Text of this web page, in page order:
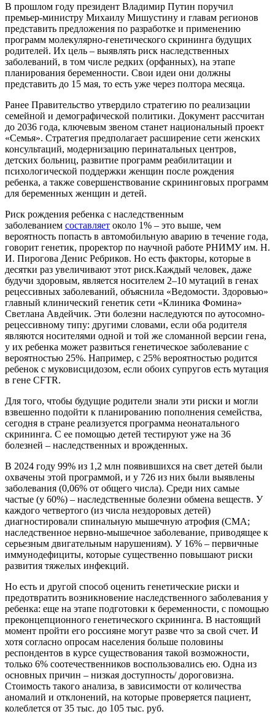
В прошлом году президент Владимир Путин поручил
премьер-министру Михаилу Мишустину и главам регионов
представить предложения по разработке и применению
программ молекулярно-генетического скрининга будущих
родителей. Их цель – выявлять риск наследственных
заболеваний, в том числе редких (орфанных), на этапе
планирования беременности. Свои идеи они должны
представить до 15 мая, то есть уже через полтора месяца.
Ранее Правительство утвердило стратегию по реализации
семейной и демографической политики. Документ рассчитан
до 2036 года, ключевым звеном станет национальный проект
«Семья». Стратегия предполагает расширение сети женских
консультаций, модернизацию перинатальных центров,
детских больниц, развитие программ реабилитации и
психологической поддержки женщин после рождения
ребенка, а также совершенствование скрининговых программ
для беременных женщин и детей.
Риск рождения ребенка с наследственным
заболеванием составляет около 1% – это выше, чем
вероятность попасть в автомобильную аварию в течение года,
говорит генетик, проректор по научной работе РНИМУ им. Н.
И. Пирогова Денис Ребриков. Но есть факторы, которые в
десятки раз увеличивают этот риск.Каждый человек, даже
будучи здоровым, является носителем 2–10 мутаций в генах
рецессивных заболеваний, объяснила «Ведомости. Здоровью»
главный клинический генетик сети «Клиника Фомина»
Светлана Авдейчик. Эти болезни наследуются по аутосомно-
рецессивному типу: другими словами, если оба родителя
являются носителями одной и той же сломанной версии гена,
у их ребенка может развиться генетическое заболевание с
вероятностью 25%. Например, с 25% вероятностью родится
ребенок с муковисцидозом, если обоих супругов есть мутация
в гене CFTR.
Для того, чтобы будущие родители знали эти риски и могли
взвешенно подойти к планированию пополнения семейства,
сегодня в стране реализуется программа неонатального
скрининга. С ее помощью детей тестируют уже на 36
болезней – наследственных и врожденных.
В 2024 году 99% из 1,2 млн появившихся на свет детей были
охвачены этой программой, и у 726 из них были выявлены
заболевания (0,06% от общего числа). Среди них самые
частые (у 60%) – наследственные болезни обмена веществ. У
каждого четвертого (из числа нездоровых детей)
диагностировали спинальную мышечную атрофия (СМА;
наследственное нервно-мышечное заболевание, приводящее к
серьезным двигательным нарушениям). У 16% – первичные
иммунодефициты, которые существенно повышают риски
развития тяжелых инфекций.
Но есть и другой способ оценить генетические риски и
предотвратить возникновение наследственного заболевания у
ребенка: еще на этапе подготовки к беременности, с помощью
преконцепционного генетического скрининга. В настоящий
момент пройти его россияне могут разве что за свой счет. И
хотя согласно опросам населения больше половины
респондентов в курсе существования такой возможности,
только 6% соотечественников воспользовались ею. Одна из
основных причин – низкая доступность/ дороговизна.
Стоимость такого анализа, в зависимости от количества
аномалий и отклонений, на которые проверяется пациент,
колеблется от 35 тыс. до 105 тыс. руб.